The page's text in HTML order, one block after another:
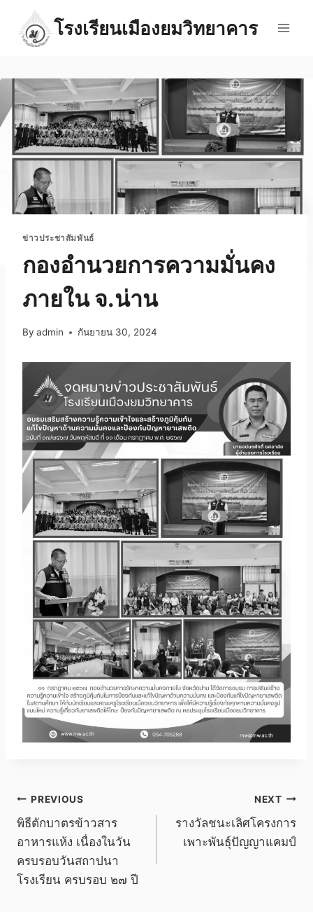
content
โรงเรียนเมืองยมวิทยาคาร
ข่าวประชาสัมพันธ์
กองอำนวยการความมั่นคง
ภายใน จ.น่าน
By admin กันยายน 30, 2024
แนะแนว
เรื่อง
PREVIOUS
พิธีตักบาตรข้าวสาร
อาหารแห้ง เนื่องในวัน
ครบรอบวันสถาปนา
โรงเรียน ครบรอบ ๒๗ ปี
NEXT
รางวัลชนะเลิศโครงการ
เพาะพันธุ์ปัญญาแคมป์